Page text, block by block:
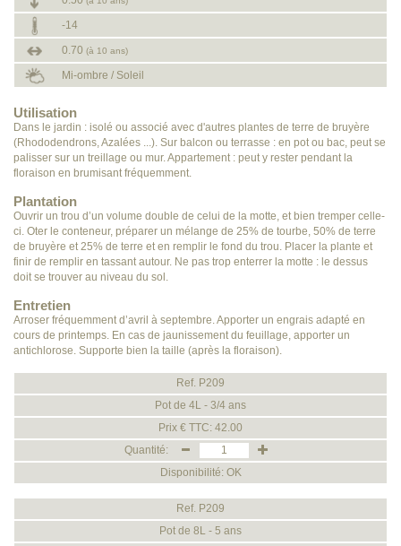
-14
0.70 (à 10 ans)
Mi-ombre / Soleil
Utilisation
Dans le jardin : isolé ou associé avec d'autres plantes de terre de bruyère
(Rhododendrons, Azalées ...). Sur balcon ou terrasse : en pot ou bac, peut se
palisser sur un treillage ou mur. Appartement : peut y rester pendant la
floraison en brumisant fréquemment.
Plantation
Ouvrir un trou d’un volume double de celui de la motte, et bien tremper celle-
ci. Oter le conteneur, préparer un mélange de 25% de tourbe, 50% de terre
de bruyère et 25% de terre et en remplir le fond du trou. Placer la plante et
finir de remplir en tassant autour. Ne pas trop enterrer la motte : le dessus
doit se trouver au niveau du sol.
Entretien
Arroser fréquemment d’avril à septembre. Apporter un engrais adapté en
cours de printemps. En cas de jaunissement du feuillage, apporter un
antichlorose. Supporte bien la taille (après la floraison).
Ref. P209
Pot de 4L - 3/4 ans
Prix € TTC: 42.00
Quantité:
Disponibilité: OK
Ref. P209
Pot de 8L - 5 ans